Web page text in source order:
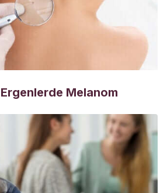
110: 71-79.
A., Schmich P., Wetzstein M., Stark
factors for sporadic non pregnancy
in Germany – immunocompromised
consumed ready to eat products.
Melanom